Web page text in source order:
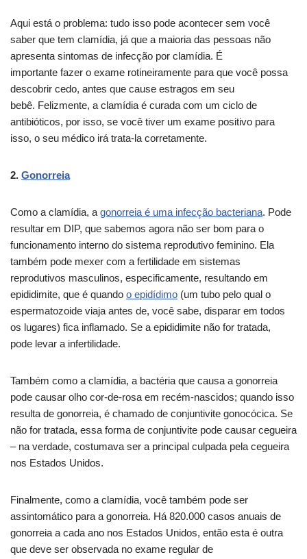
Aqui está o problema: tudo isso pode acontecer sem você
saber que tem clamídia, já que a maioria das pessoas não
apresenta sintomas de infecção por clamídia. É
importante fazer o exame rotineiramente para que você possa
descobrir cedo, antes que cause estragos em seu
bebê. Felizmente, a clamídia é curada com um ciclo de
antibióticos, por isso, se você tiver um exame positivo para
isso, o seu médico irá trata-la corretamente.
2. Gonorreia
Como a clamídia, agonorreia é uma infecção bacteriana. Pode
resultar em DIP, que sabemos agora não ser bom para o
funcionamento interno do sistema reprodutivo feminino. Ela
também pode mexer com a fertilidade em sistemas
reprodutivos masculinos, especificamente, resultando em
epididimite, que é quando o epidídimo (um tubo pelo qual o
espermatozoide viaja antes de, você sabe, disparar em todos
os lugares) fica inflamado. Se a epididimite não for tratada,
pode levar a infertilidade.
Também como a clamídia, a bactéria que causa a gonorreia
pode causar olho cor-de-rosa em recém-nascidos; quando isso
resulta de gonorreia, é chamado de conjuntivite gonocócica. Se
não for tratada, essa forma de conjuntivite pode causar cegueira
– na verdade, costumava ser a principal culpada pela cegueira
nos Estados Unidos.
Finalmente, como a clamídia, você também pode ser
assintomático para a gonorreia. Há 820.000 casos anuais de
gonorreia a cada ano nos Estados Unidos, então esta é outra
que deve ser observada no exame regular de